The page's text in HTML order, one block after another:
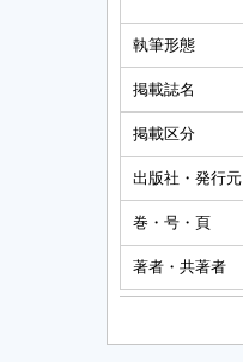
執筆形態
掲載誌名
掲載区分
出版社・発行元
巻・号・頁
著者・共著者